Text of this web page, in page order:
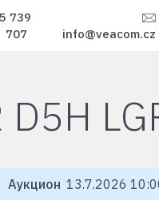
739
707
info@veacom.cz
D5H
Аукцион 13.7.2026